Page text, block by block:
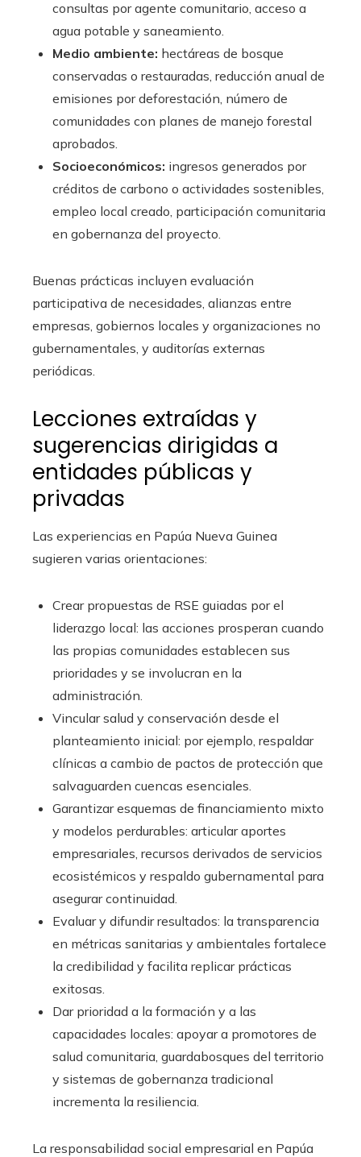
consultas por agente comunitario, acceso a
agua potable y saneamiento.
Medio ambiente: hectáreas de bosque
conservadas o restauradas, reducción anual de
emisiones por deforestación, número de
comunidades con planes de manejo forestal
aprobados.
Socioeconómicos: ingresos generados por
créditos de carbono o actividades sostenibles,
empleo local creado, participación comunitaria
en gobernanza del proyecto.
Buenas prácticas incluyen evaluación
participativa de necesidades, alianzas entre
empresas, gobiernos locales y organizaciones no
gubernamentales, y auditorías externas
periódicas.
Lecciones extraídas y
sugerencias dirigidas a
entidades públicas y
privadas
Las experiencias en Papúa Nueva Guinea
sugieren varias orientaciones:
Crear propuestas de RSE guiadas por el
liderazgo local: las acciones prosperan cuando
las propias comunidades establecen sus
prioridades y se involucran en la
administración.
Vincular salud y conservación desde el
planteamiento inicial: por ejemplo, respaldar
clínicas a cambio de pactos de protección que
salvaguarden cuencas esenciales.
Garantizar esquemas de financiamiento mixto
y modelos perdurables: articular aportes
empresariales, recursos derivados de servicios
ecosistémicos y respaldo gubernamental para
asegurar continuidad.
Evaluar y difundir resultados: la transparencia
en métricas sanitarias y ambientales fortalece
la credibilidad y facilita replicar prácticas
exitosas.
Dar prioridad a la formación y a las
capacidades locales: apoyar a promotores de
salud comunitaria, guardabosques del territorio
y sistemas de gobernanza tradicional
incrementa la resiliencia.
La responsabilidad social empresarial en Papúa